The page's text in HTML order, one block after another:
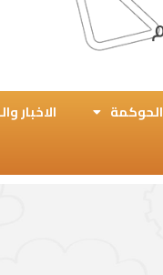
الحوكمة الاخبار